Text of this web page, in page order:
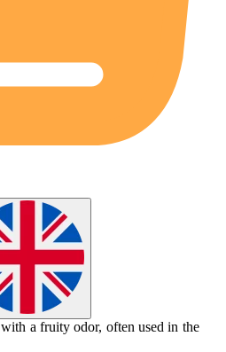
with a fruity odor, often used in the